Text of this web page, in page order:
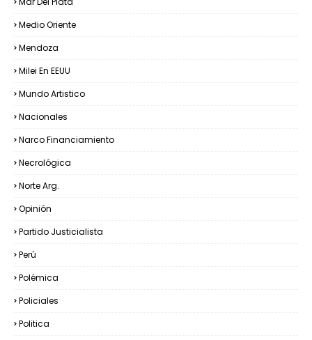
Medio Oriente
Mendoza
Milei En EEUU
Mundo Artistico
Nacionales
Narco Financiamiento
Necrológica
Norte Arg.
Opinión
Partido Justicialista
Perú
Polémica
Policiales
Politica